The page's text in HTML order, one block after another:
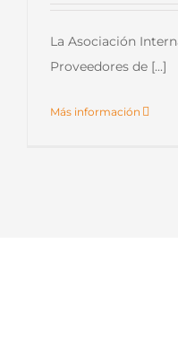
La Asociación
Proveedores de [...]
Más información